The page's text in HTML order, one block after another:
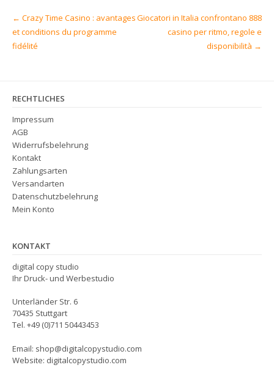
Post
navigation
← Crazy Time Casino : avantages
et conditions du programme
fidélité
Giocatori in Italia confrontano 888
casino per ritmo, regole e
disponibilità →
RECHTLICHES
Impressum
AGB
Widerrufsbelehrung
Kontakt
Zahlungsarten
Versandarten
Datenschutzbelehrung
Mein Konto
KONTAKT
digital copy studio
Ihr Druck- und Werbestudio
Unterländer Str. 6
70435 Stuttgart
Tel. +49 (0)711 50443453
Email: shop@digitalcopystudio.com
Website: digitalcopystudio.com